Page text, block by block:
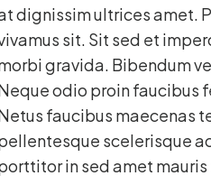
dignissim ultrices amet.
sit. Sit sed et
gravida. Bibendum
odio proin faucibus
faucibus maecenas
scelerisque
in sed amet